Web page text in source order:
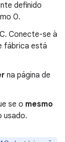
definido
0.
Conecte-se à
fábrica está
na página de
se o mesmo
usado.